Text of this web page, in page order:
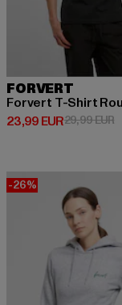
FORVERT
23,99 EUR
Derzeitiger Preis:
29,99 EUR
-26%